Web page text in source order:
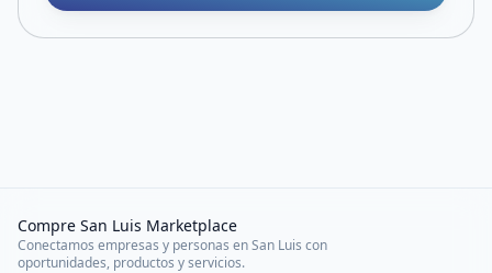
Compre San Luis Marketplace
Conectamos empresas y personas en San Luis con
oportunidades, productos y servicios.